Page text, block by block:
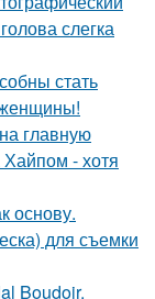
слегка
стать
женщины!
главную
Хайпом - хотя
основу.
для съемки
Boudoir.